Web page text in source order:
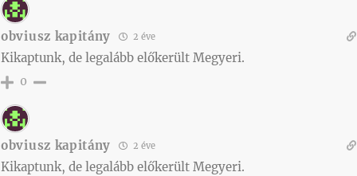
obviusz kapitány 2 éve
Kikaptunk, de legalább előkerült Megyeri.
0
obviusz kapitány 2 éve
Kikaptunk, de legalább előkerült Megyeri.